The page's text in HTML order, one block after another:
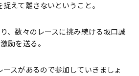
えて離さないということ。
、数々のレースに挑み続ける坂口誠
励を送る。
ースがあるので参加していきましょ